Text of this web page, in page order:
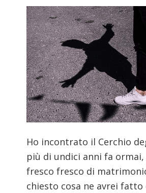
Ho incontrato il Cerchio
più di undici anni fa ormai,
fresco fresco di
chiesto cosa ne avrei fatto